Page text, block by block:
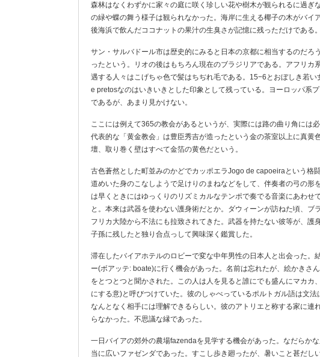
森林はなくわずかに家々の庭に咲く珍しい花や樹木が観られるに過ぎ
の緑や蝶の舞う様子は観られなかった。海岸に生える椰子の木がバイ
後海浜で飲んだココナットの果汁の生臭さが記憶に残っただけである。
サン・サルバドール市は歴史的にみると日本の京都に相当するのだろ
ったという。リオの後はもちろん現在のブラジリアである。アフリカ
遇する人々はこげちゃ色で髪はちぢれ毛である。15−6とおぼしき若
e pretosなのはいきいきとした印象として残っている。ヨーロッパ系
であるが、あまり見かけない。
ここには例えて365の教会があるというが、実際には路の曲り角には
代表的な「黄金教会」は豊臣秀吉が造ったという金の茶室以上に真黄
壇、取り巻く壁はすべて金箔の黄色だという。
古色蒼然とした町並みのかどでカッポエラJogo de capoeiraという格
道めいた身のこなしようで足けりのまねなどをして、伴奏者の弓の形
は早くときにはゆっくりのリズミカルなテンポで奏でる音楽にあわせ
と。本来は武器を使わない護身術だとか。ダウィーンが訪ねた頃、ブ
フリカ大陸から不法にも拉致されてきた。武器を持たない彼等が、護
子孫に残したと独り合点っして興味深く鑑賞した。
滞在したバイアホテルのロビーで変な中年男性の日本人と出会った。
ー(ボアッテ: boate)に行く機会があった。名前は忘れたが、絵かきさ
をとつとつと聞かされた。この人は人を見ると誰にでも盛んにマカカ
にする意)と呼びつけていた。彼のしゃべっているポルトガル語は文
なんとなく相手には理解できるらしい。彼のアトリエと称する家に連
らなかった。不思議な縁であった。
一日バイアの郊外の農場fazendaを見学する機会があった。なだらか
当に広いファゼンダであった。すこし歩き廻ったが、暑いこと甚だし